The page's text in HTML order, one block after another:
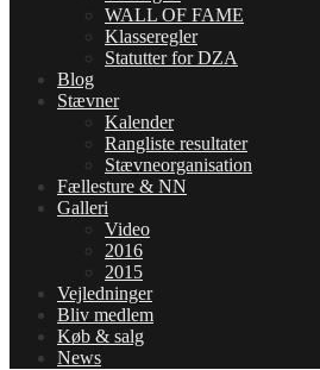
WALL OF FAME
Klasseregler
Statutter for DZA
Blog
Stævner
Kalender
Rangliste resultater
Stævneorganisation
Fællesture & NN
Galleri
Video
2016
2015
Vejledninger
Bliv medlem
Køb & salg
News